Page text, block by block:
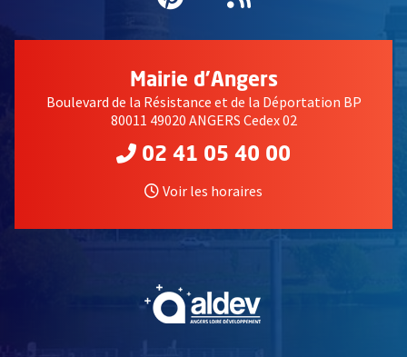
Mairie d'Angers
Boulevard de la Résistance et de la Déportation BP
80011 49020 ANGERS Cedex 02
02 41 05 40 00
Voir les horaires